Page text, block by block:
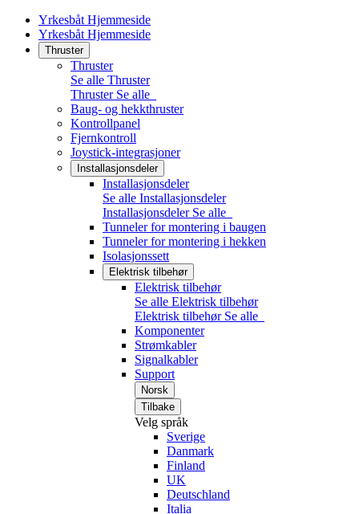
Yrkesbåt Hjemmeside
Yrkesbåt Hjemmeside
Thruster
Thruster
Se alle Thruster
Thruster Se alle
Baug- og hekkthruster
Kontrollpanel
Fjernkontroll
Joystick-integrasjoner
Installasjonsdeler
Installasjonsdeler
Se alle Installasjonsdeler
Installasjonsdeler Se alle
Tunneler for montering i baugen
Tunneler for montering i hekken
Isolasjonssett
Elektrisk tilbehør
Elektrisk tilbehør
Se alle Elektrisk tilbehør
Elektrisk tilbehør Se alle
Komponenter
Strømkabler
Signalkabler
Support
Norsk
Tilbake
Velg språk
Sverige
Danmark
Finland
UK
Deutschland
Italia